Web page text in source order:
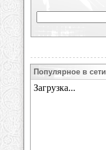
Популярное в сети